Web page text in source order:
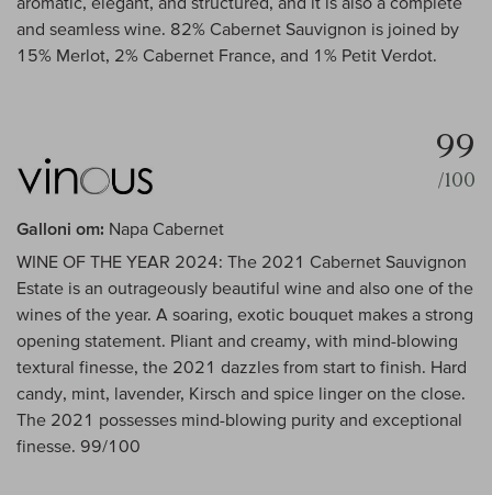
and seamless wine. 82% Cabernet Sauvignon is joined by
15% Merlot, 2% Cabernet France, and 1% Petit Verdot.
99
/100
Galloni om: Napa Cabernet
WINE OF THE YEAR 2024: The 2021 Cabernet Sauvignon
Estate is an outrageously beautiful wine and also one of the
wines of the year. A soaring, exotic bouquet makes a strong
opening statement. Pliant and creamy, with mind-blowing
textural finesse, the 2021 dazzles from start to finish. Hard
candy, mint, lavender, Kirsch and spice linger on the close.
The 2021 possesses mind-blowing purity and exceptional
finesse. 99/100